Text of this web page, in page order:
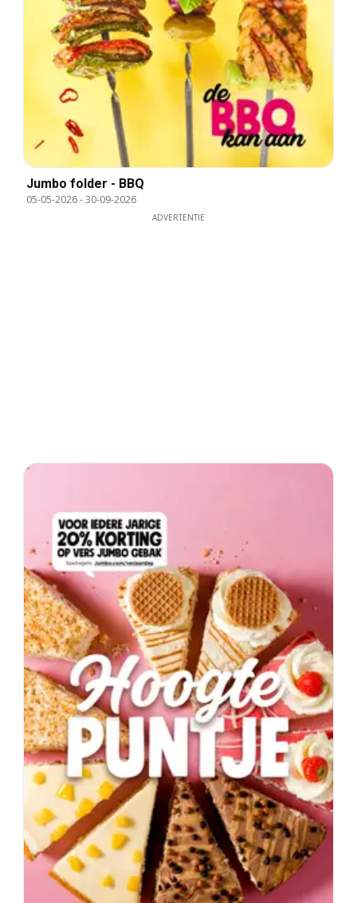
Jumbo folder - BBQ
05-05-2026-30-09-2026
ADVERTENTIE